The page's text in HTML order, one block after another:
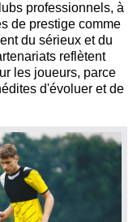
professionnels, à
de prestige comme
du sérieux et du
reflètent
les joueurs, parce
d'évoluer et de